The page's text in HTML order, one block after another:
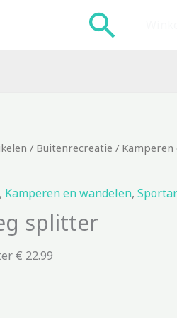
/ Buitenrecreatie / Kamperen
, Kamperen en wandelen,
splitter
€ 22.99